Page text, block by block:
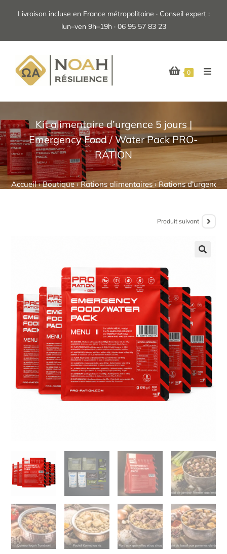
Livraison incluse en France métropolitaine · Conseil expert :
lun–ven 9h–19h · 06 95 57 83 23
0
Kit alimentaire d’urgence 5 jours |
Emergency Food / Water Pack PRO-
RATION
Accueil›Boutique›Rations alimentaires ›Rations d'urgence
Produit suivant